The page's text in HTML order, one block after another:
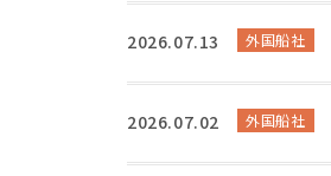
2026.07.13 外国船社
2026.07.02 外国船社